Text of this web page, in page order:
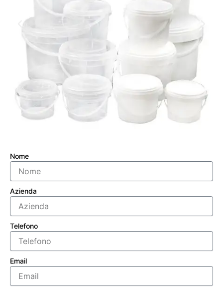
Nome
Azienda
Telefono
Email